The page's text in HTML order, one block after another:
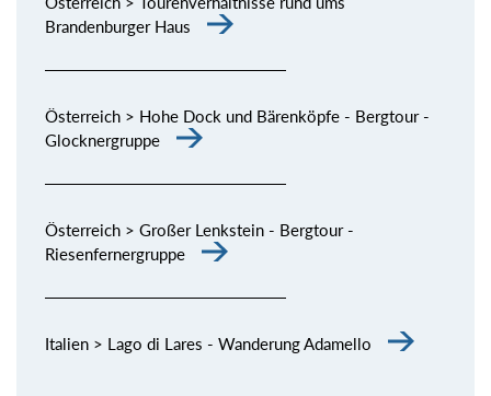
Brandenburger Haus
Österreich > Hohe Dock und Bärenköpfe - Bergtour -
Glocknergruppe
Österreich > Großer Lenkstein - Bergtour -
Riesenfernergruppe
Italien > Lago di Lares - Wanderung Adamello